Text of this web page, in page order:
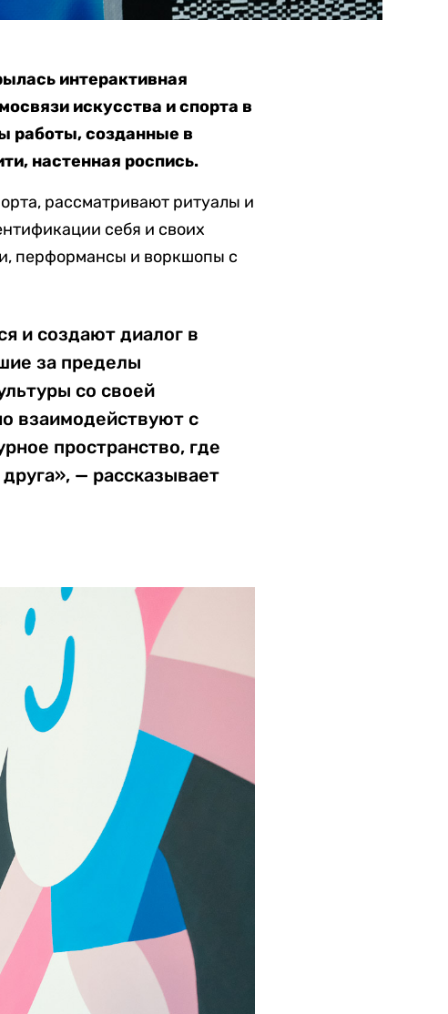
интерактивная
искусства и спорта в
работы, созданные в
настенная роспись.
рассматривают ритуалы и
себя и своих
перформансы и воркшопы с
и создают диалог в
за пределы
со своей
взаимодействуют с
пространство, где
— рассказывает